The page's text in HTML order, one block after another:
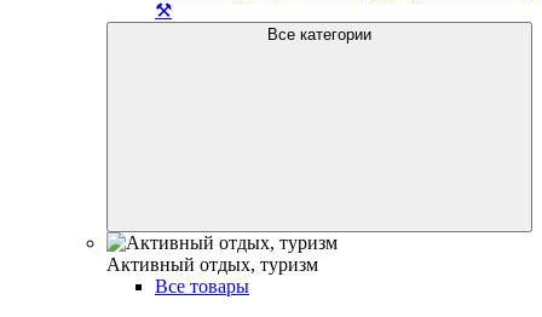
⚒️
Все категории
Активный отдых, туризм
Все товары